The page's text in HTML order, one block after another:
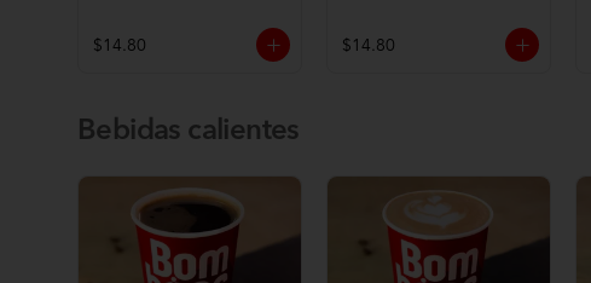
$14.80 $14.80
Bebidas calientes